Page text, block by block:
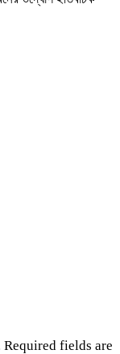
Required fields are